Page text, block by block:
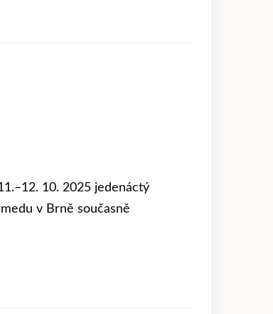
10. 2025 jedenáctý
v Brně současně